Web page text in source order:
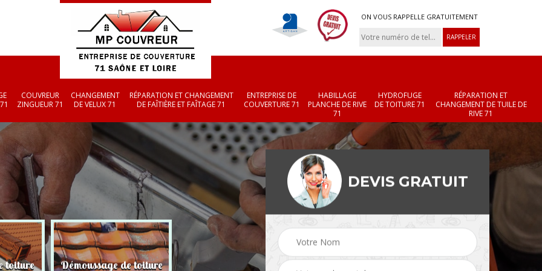
ON VOUS RAPPELLE GRATUITEMENT
COUVREUR
ZINGUEUR 71
CHANGEMENT
DE VELUX 71
RÉPARATION ET CHANGEMENT
DE FAÎTIÈRE ET FAÎTAGE 71
ENTREPRISE DE
COUVERTURE 71
HABILLAGE
PLANCHE DE RIVE
71
HYDROFUGE
DE TOITURE 71
RÉPARATION ET
CHANGEMENT DE TUILE DE
RIVE 71
toiture Démoussage de toiture Réparation et
DEVIS GRATUIT